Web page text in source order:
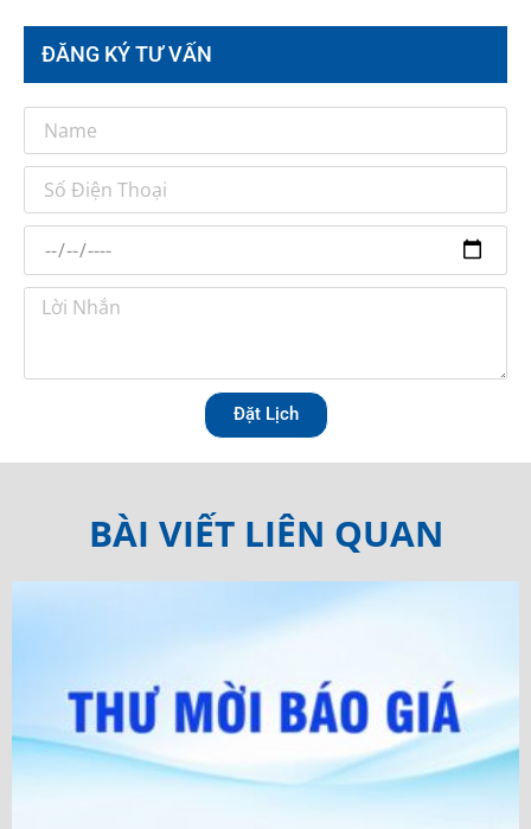
ĐĂNG KÝ TƯ VẤN
Đặt Lịch
BÀI VIẾT LIÊN QUAN